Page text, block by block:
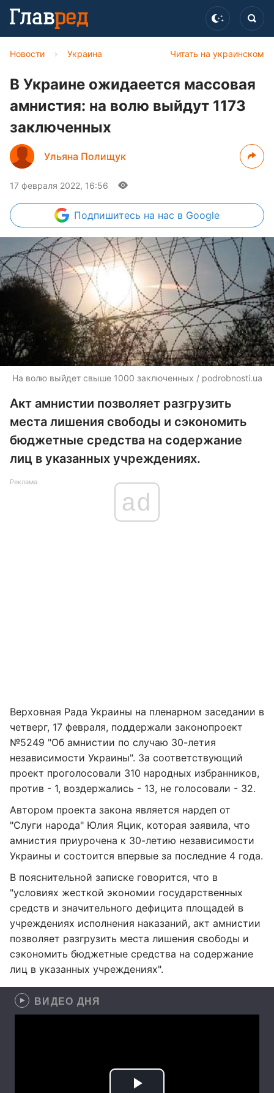
Читать на украинском
Новости › Украина
В Украине ожидаеется массовая
амнистия: на волю выйдут 1173
заключенных
Ульяна Полищук
17 февраля 2022, 16:56
Подпишитесь на нас в Google
На волю выйдет свыше 1000 заключенных / podrobnosti.ua
Акт амнистии позволяет разгрузить
места лишения свободы и сэкономить
бюджетные средства на содержание
лиц в указанных учреждениях.
Реклама
ad
Верховная Рада Украины на пленарном заседании в
четверг, 17 февраля, поддержали законопроект
№5249 "Об амнистии по случаю 30-летия
независимости Украины". За соответствующий
проект проголосовали 310 народных избранников,
против - 1, воздержались - 13, не голосовали - 32.
Автором проекта закона является нардеп от
"Слуги народа" Юлия Яцик, которая заявила, что
амнистия приурочена к 30-летию независимости
Украины и состоится впервые за последние 4 года.
В пояснительной записке говорится, что в
"условиях жесткой экономии государственных
средств и значительного дефицита площадей в
учреждениях исполнения наказаний, акт амнистии
позволяет разгрузить места лишения свободы и
сэкономить бюджетные средства на содержание
лиц в указанных учреждениях".
ВИДЕО ДНЯ